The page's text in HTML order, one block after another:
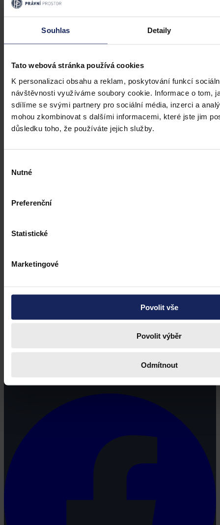
Souhlas Detaily
Tato webová stránka používá cookies
K personalizaci obsahu a reklam, poskytování funkcí
návštěvnosti využíváme soubory cookie. Informace o tom,
sdílíme se svými partnery pro sociální média, inzerci a
mohou zkombinovat s dalšími informacemi, které jste jim
důsledku toho, že používáte jejich služby.
souhlasu
Nutné
Preferenční
Statistické
Marketingové
Povolit vše
Povolit výběr
Odmítnout
Úkladná vražda a některé další činy by
úmyslným usmrcením by se mohly zařadit mezi nepromlčitelné. Jde
teroristickým útokem a terorem, za něž hrozí až výjimečný trest.
ČTK • 3. srpna 2026, 10:04
Právní portál, jehož cílovou skupinou jsou nejenom právní
potřebují právní informace.